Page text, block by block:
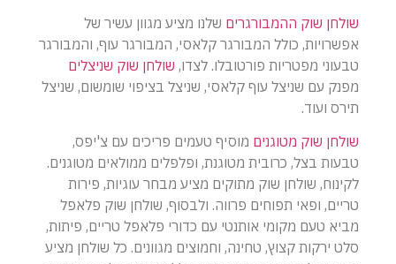
שולחן שוק ההמבורגרים שלנו מציע מגוון עשיר של
אפשרויות, כולל המבורגר קלאסי, המבורגר עוף, והמבורגר
טבעוני מפטריות פורטובלו. לצדו, שולחן שוק שניצלים
מפנק עם שניצל עוף קלאסי, שניצל בציפוי שומשום, שניצל
תירס ועוד.
שולחן שוק מטוגנים מוסיף טעמים פריכים עם צ'יפס,
טבעות בצל, כרובית מטוגנת, ופלפלים ממולאים מטוגנים.
לקינוח, שולחן שוק מתוקים מציע מבחר עוגיות, פירות
טריים, ופאי תפוחים פרווה. ולבסוף, שולחן שוק פלאפל
מביא טעם מקומי אותנטי עם כדורי פלאפל טריים, פיתות,
סלט ירקות קצוץ, טחינה, וחמוצים מגוונים. כל שולחן מציע